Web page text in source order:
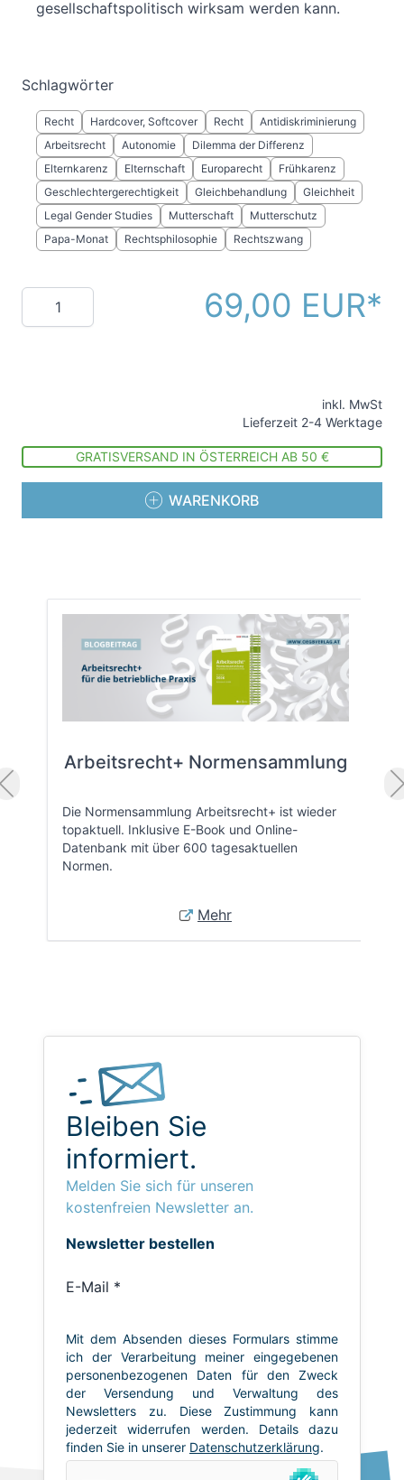
gesellschaftspolitisch wirksam werden kann.
Schlagwörter
Recht Hardcover, Softcover Recht
Antidiskriminierung
Arbeitsrecht
Autonomie
Dilemma der Differenz
Elternkarenz
Elternschaft Europarecht
Frühkarenz
Geschlechtergerechtigkeit
Gleichbehandlung
Gleichheit
Legal Gender Studies
Mutterschaft
Mutterschutz
Papa-Monat
Rechtsphilosophie Rechtszwang
Menge 69,00 EUR
inkl. MwSt
Lieferzeit 2-4 Werktage
GRATISVERSAND IN ÖSTERREICH AB 50 €
WARENKORB
Arbeitsrecht+ Normensammlung
Die Normensammlung Arbeitsrecht+ ist wieder
topaktuell. Inklusive E-Book und Online-
Datenbank mit über 600 tagesaktuellen
Normen.
Mehr
Bleiben Sie
informiert.
Melden Sie sich für unseren
kostenfreien Newsletter an.